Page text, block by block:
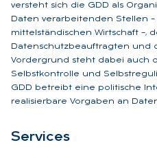
versteht sich die GDD als
Daten verarbeitenden Stellen
mittelständischen Wirtschaft –,
Datenschutzbeauftragten und
Vordergrund steht dabei auch
Selbstkontrolle und
GDD betreibt eine politische
realisierbare Vorgaben an
Ser­vices